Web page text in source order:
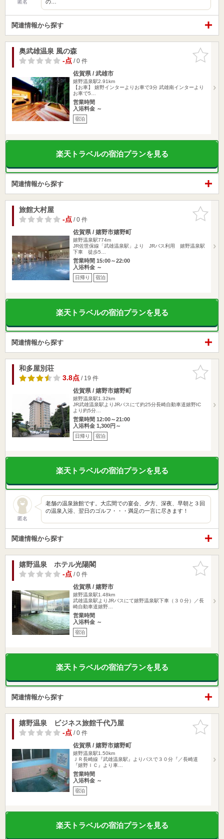
匿名 の…
関連情報から探す
お気に入
りに追加
奥武雄温泉 風の森
-点/ 0 件
佐賀県 / 武雄市
嬉野温泉駅2.91km
【お車】 嬉野インターよりお車で3分 武雄南インターより
お車で5…
営業時間
入浴料金 ～
宿泊
楽天トラベルの宿泊プランを見る
関連情報から探す
お気に入
りに追加
旅館大村屋
-点/ 0 件
佐賀県 / 嬉野市嬉野町
嬉野温泉駅774m
JR佐世保線「武雄温泉駅」より JRバス利用 嬉野温泉駅
下車 徒歩5…
営業時間 15:00～22:00
入浴料金 ～
日帰り 宿泊
楽天トラベルの宿泊プランを見る
関連情報から探す
お気に入
りに追加
和多屋別荘
3.8点/ 19 件
佐賀県 / 嬉野市嬉野町
嬉野温泉駅1.32km
JR武雄温泉駅よりJRバスにて約25分長崎自動車道嬉野IC
より約5分…
営業時間 12:00～21:00
入浴料金 1,300円～
日帰り 宿泊
楽天トラベルの宿泊プランを見る
匿名
老舗の温泉旅館です。大広間での宴会、夕方、深夜、早朝と３回
の温泉入浴、翌日のゴルフ・・・満足の一言に尽きます！
関連情報から探す
お気に入
りに追加
嬉野温泉 ホテル光陽閣
-点/ 0 件
佐賀県 / 嬉野市
嬉野温泉駅1.48km
武雄温泉駅よりJRバスにて嬉野温泉駅下車（３０分）／長
崎自動車道嬉野…
営業時間
入浴料金 ～
宿泊
楽天トラベルの宿泊プランを見る
関連情報から探す
お気に入
りに追加
嬉野温泉 ビジネス旅館千代乃屋
-点/ 0 件
佐賀県 / 嬉野市嬉野町
嬉野温泉駅1.50km
ＪＲ長崎線『武雄温泉駅』よりバスで３０分『／長崎道
『嬉野ＩＣ』より車…
営業時間
入浴料金 ～
宿泊
楽天トラベルの宿泊プランを見る